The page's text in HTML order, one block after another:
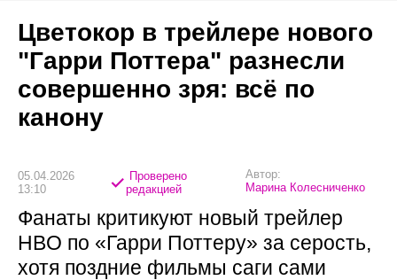
Цветокор в трейлере нового
"Гарри Поттера" разнесли
совершенно зря: всё по
канону
05.04.2026
13:10
Проверено
редакцией
Автор:
Марина Колесниченко
Фанаты критикуют новый трейлер
HBO по «Гарри Поттеру» за серость,
хотя поздние фильмы саги сами